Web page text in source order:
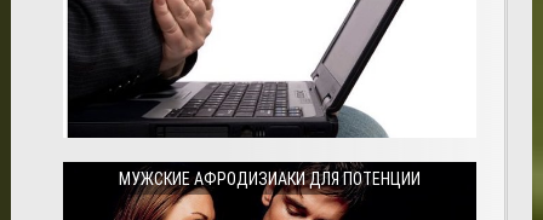
МУЖСКИЕ АФРОДИЗИАКИ ДЛЯ ПОТЕНЦИИ